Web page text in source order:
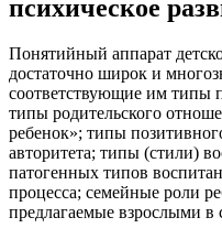
психическое
Понятийный аппарат
достаточно широк и
соответствующие им типы
типы родительского
ребенок»; типы
авторитета; типы (стили)
патогенных типов
процесса; семейные роли
предлагаемые взрослыми в